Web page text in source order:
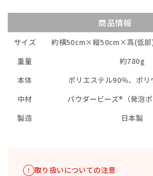
商品情報
サイズ
約横50cm×縦50cm×高(低部
重量
約780g
本体
ポリエステル90％、ポ
中材
パウダービーズ®（発泡ポ
製造
日本製
取り扱いについての注意